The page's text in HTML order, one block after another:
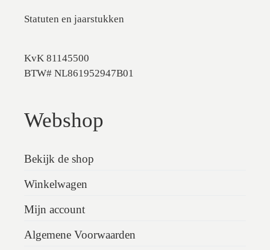
Statuten en jaarstukken
KvK 81145500
BTW# NL861952947B01
Webshop
Bekijk de shop
Winkelwagen
Mijn account
Algemene Voorwaarden